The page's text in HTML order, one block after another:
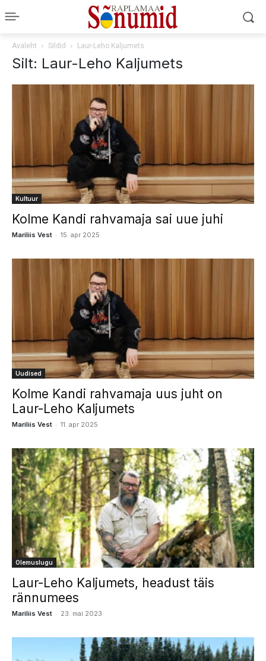
Avaleht Sildid Laur-Leho Kaljumets
Silt: Laur-Leho Kaljumets
Kultuur
Kolme Kandi rahvamaja sai uue juhi
Mariliis Vest - 15. apr 2025
Uudised
Kolme Kandi rahvamaja uus juht on
Laur-Leho Kaljumets
Mariliis Vest - 11. apr 2025
Olemuslugu
Laur-Leho Kaljumets, headust täis
rännumees
Mariliis Vest - 23. mai 2023